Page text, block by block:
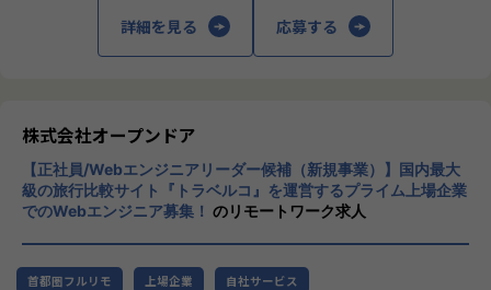
詳細を見る 応募する
株式会社オープンドア
【正社員/Webエンジニアリーダー候補（新規事業）】国内最大
級の旅行比較サイト『トラベルコ』を運営するプライム上場企業
でのWebエンジニア募集！ のリモートワーク求人
首都圏フルリモ 上場企業 自社サービス